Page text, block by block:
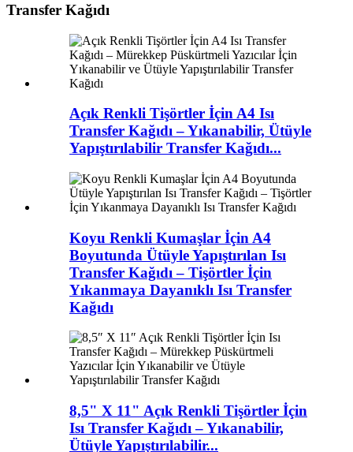
Transfer Kağıdı
Açık Renkli Tişörtler İçin A4 Isı
Transfer Kağıdı – Yıkanabilir, Ütüyle
Yapıştırılabilir Transfer Kağıdı...
Koyu Renkli Kumaşlar İçin A4
Boyutunda Ütüyle Yapıştırılan Isı
Transfer Kağıdı – Tişörtler İçin
Yıkanmaya Dayanıklı Isı Transfer
Kağıdı
8,5" X 11" Açık Renkli Tişörtler İçin
Isı Transfer Kağıdı – Yıkanabilir,
Ütüyle Yapıştırılabilir...